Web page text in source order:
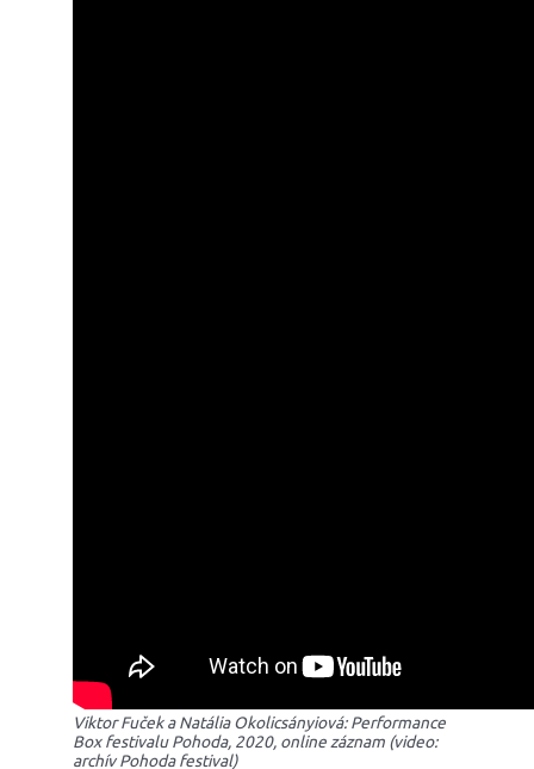
Viktor Fuček a Natália Okolicsányiová: Performance
Box festivalu Pohoda, 2020, online záznam (video:
archív Pohoda festival)